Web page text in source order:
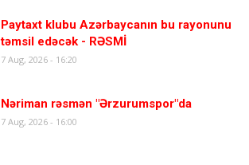
Paytaxt klubu Azərbaycanın bu rayonunu
təmsil edəcək - RƏSMİ
7 Aug, 2026 - 16:20
Nəriman rəsmən "Ərzurumspor"da
7 Aug, 2026 - 16:00